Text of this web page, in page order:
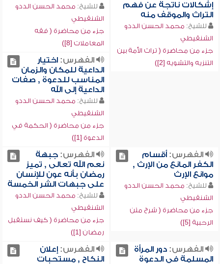
إشكالات ناتجة عن فهم
التراث والموقف منه
للشيخ: محمد الحسن الددو
الشنقيطي
جزء من محاضرة ( تراث الأمة بين
التنزيه والتشويه [2])
للشيخ: محمد الحسن الددو
الشنقيطي
جزء من محاضرة ( فقه
المعاملات [8])
الفهرس:اختيار
الداعية للمكان والزمان
المناسب للدعوة , صفات
الداعية إلى الله
للشيخ: محمد الحسن الددو
الشنقيطي
جزء من محاضرة ( الحكمة في
الدعوة [1])
الفهرس:أقسام
الكفر المانع من الإرث ,
موانع الإرث
للشيخ: محمد الحسن الددو
الشنقيطي
جزء من محاضرة ( شرح متن
الرحبية [5])
الفهرس:جبهة
نعم الله تعالى , تميز
رمضان بأنه عون للإنسان
على جبهات الشر الخمسة
للشيخ: محمد الحسن الددو
الشنقيطي
جزء من محاضرة ( كيف نستقبل
رمضان [1])
الفهرس:دور المرأة
المسلمة في الدعوة
الفهرس:إعلان
النكاح , مستحبات